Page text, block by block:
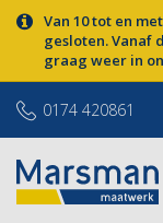
Van 10 tot en
gesloten. Vanaf
graag weer in
0174 420861